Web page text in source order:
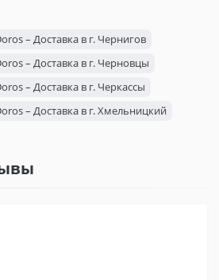
– Доставка в г. Чернигов
– Доставка в г. Черновцы
– Доставка в г. Черкассы
– Доставка в г. Хмельницкий
– Доставка в г. Ужгород
– Доставка в г. Сумы
– Доставка в г. Ровно